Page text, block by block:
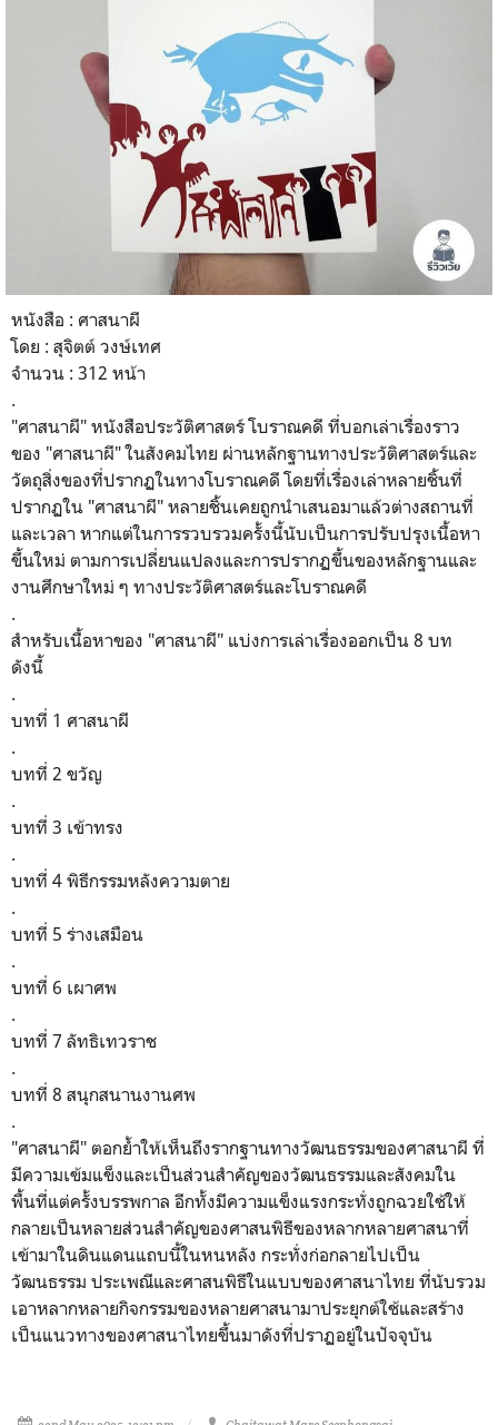
หนังสือ : ศาสนาผี
โดย : สุจิตต์ วงษ์เทศ
จำนวน : 312 หน้า
.
"ศาสนาผี" หนังสือประวัติศาสตร์ โบราณคดี ที่บอกเล่าเรื่องราว
ของ "ศาสนาผี" ในสังคมไทย ผ่านหลักฐานทางประวัติศาสตร์และ
วัตถุสิ่งของที่ปรากฏในทางโบราณคดี โดยที่เรื่องเล่าหลายชิ้นที่
ปรากฏใน "ศาสนาผี" หลายชิ้นเคยถูกนำเสนอมาแล้วต่างสถานที่
และเวลา หากแต่ในการรวบรวมครั้งนี้นับเป็นการปรับปรุงเนื้อหา
ขึ้นใหม่ ตามการเปลี่ยนแปลงและการปรากฏขึ้นของหลักฐานและ
งานศึกษาใหม่ ๆ ทางประวัติศาสตร์และโบราณคดี
.
สำหรับเนื้อหาของ "ศาสนาผี" แบ่งการเล่าเรื่องออกเป็น 8 บท
ดังนี้
.
บทที่ 1 ศาสนาผี
.
บทที่ 2 ขวัญ
.
บทที่ 3 เข้าทรง
.
บทที่ 4 พิธีกรรมหลังความตาย
.
บทที่ 5 ร่างเสมือน
.
บทที่ 6 เผาศพ
.
บทที่ 7 ลัทธิเทวราช
.
บทที่ 8 สนุกสนานงานศพ
.
"ศาสนาผี" ตอกย้ำให้เห็นถึงรากฐานทางวัฒนธรรมของศาสนาผี ที่
มีความเข้มแข็งและเป็นส่วนสำคัญของวัฒนธรรมและสังคมใน
พื้นที่แต่ครั้งบรรพกาล อีกทั้งมีความแข็งแรงกระทั่งถูกฉวยใช้ให้
กลายเป็นหลายส่วนสำคัญของศาสนพิธีของหลากหลายศาสนาที่
เข้ามาในดินแดนแถบนี้ในหนหลัง กระทั่งก่อกลายไปเป็น
วัฒนธรรม ประเพณีและศาสนพิธีในแบบของศาสนาไทย ที่นับรวม
เอาหลากหลายกิจกรรมของหลายศาสนามาประยุกต์ใช้และสร้าง
เป็นแนวทางของศาสนาไทยขึ้นมาดังที่ปราฏอยู่ในปัจจุบัน